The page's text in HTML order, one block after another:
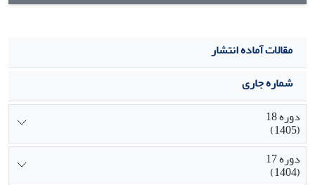
مقالات آماده انتشار
شماره جاری
دوره 18
(1405)
دوره 17
(1404)